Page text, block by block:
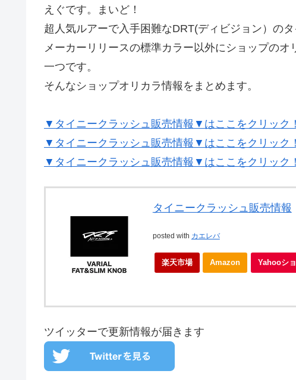
えぐです。まいど！
超人気ルアーで入手困難なDRT(ディビジョン）の
メーカーリリースの標準カラー以外にショップの
一つです。
そんなショップオリカラ情報をまとめます。
▼タイニークラッシュ販売情報▼はここをクリック
▼タイニークラッシュ販売情報▼はここをクリック
▼タイニークラッシュ販売情報▼はここをクリック
タイニークラッシュ販売情報
posted with カエレバ
楽天市場 Amazon Yahooシ
ツイッターで更新情報が届きます